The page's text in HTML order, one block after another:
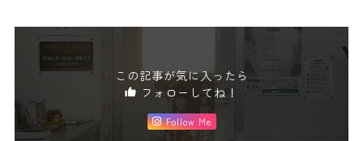
この記事が気に入ったら
フォローしてね！
Follow Me